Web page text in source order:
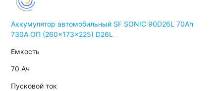
Аккумулятор автомобильный SF SONIC 90D26L 70Ah
730A ОП (260x173x225) D26L
Емкость
70 Ач
Пусковой ток